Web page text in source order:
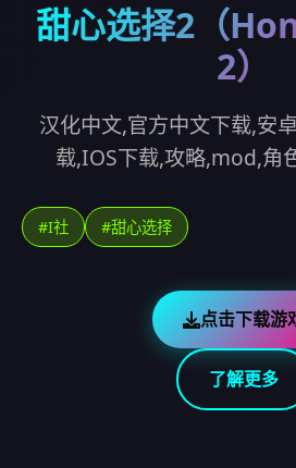
甜心选择2（
2）
汉化中文,官方中文下载,安
载,IOS下载,攻略,mod,角
#I社 #甜心选择
点击下载游
了解更多